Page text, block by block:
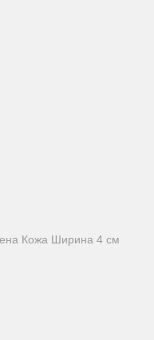
Кожа Ширина 4 см